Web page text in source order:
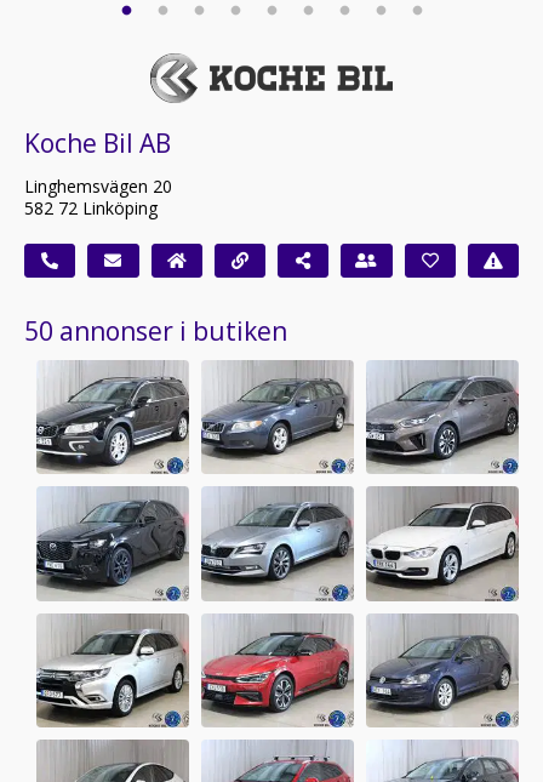
Koche Bil AB
Linghemsvägen 20
582 72 Linköping
50 annonser i butiken